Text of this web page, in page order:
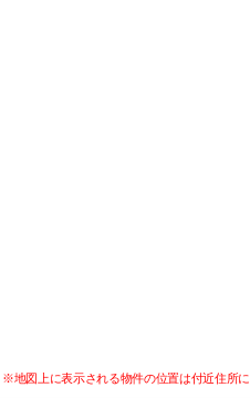
※地図上に表示される物件の位置は付近住所